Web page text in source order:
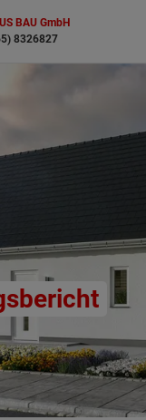
BAU GmbH
8326827
Sie suchen?